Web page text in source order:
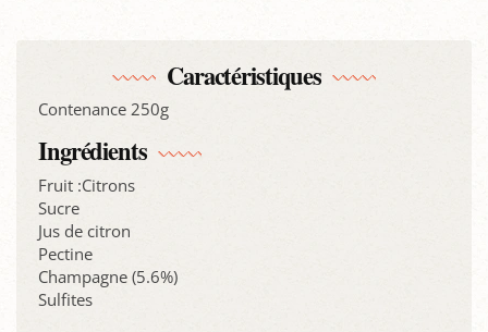
Caractéristiques
Contenance 250g
Ingrédients
Fruit :Citrons
Sucre
Jus de citron
Pectine
Champagne (5.6%)
Sulfites